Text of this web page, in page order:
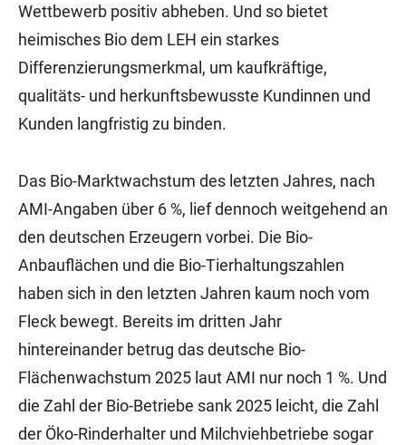
Wettbewerb positiv abheben. Und so bietet
heimisches Bio dem LEH ein starkes
Differenzierungsmerkmal, um kaufkräftige,
qualitäts- und herkunftsbewusste Kundinnen und
Kunden langfristig zu binden.
Das Bio-Marktwachstum des letzten Jahres, nach
AMI-Angaben über 6 %, lief dennoch weitgehend an
den deutschen Erzeugern vorbei. Die Bio-
Anbauflächen und die Bio-Tierhaltungszahlen
haben sich in den letzten Jahren kaum noch vom
Fleck bewegt. Bereits im dritten Jahr
hintereinander betrug das deutsche Bio-
Flächenwachstum 2025 laut AMI nur noch 1 %. Und
die Zahl der Bio-Betriebe sank 2025 leicht, die Zahl
der Öko-Rinderhalter und Milchviehbetriebe sogar